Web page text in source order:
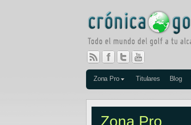
Zona Pro Titulares Blog
Zona Pro